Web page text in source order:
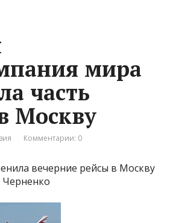
мира
часть
Москву
Комментарии: 0
вечерние рейсы в Москву
Черненко